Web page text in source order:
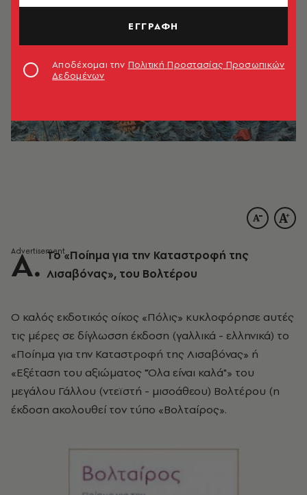
Α. Το «Ποίημα για την Καταστροφή της
Λισαβόνας», του Βολτέρου
Ο καλός εκδοτικός οίκος «Πόλις» κυκλοφόρησε αυτές
τις μέρες σε δίγλωσση έκδοση (γαλλικά - ελληνικά) το
«Ποίημα για την Καταστροφή της Λισαβόνας» ή
«Εξέταση του αξιώματος "Όλα είναι καλά"» του
μεγάλου Γάλλου (ντεϊστή - μισοάθεου) Βολτέρου (η
έκδοση ακολουθεί τον τύπο «Βολταίρος».
ΕΓΓΡΑΦΗ
Αποδέχομαι την Πολιτική Προστασίας Προσωπικών
Δεδομένων